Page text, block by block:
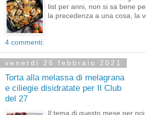
list per anni, non si sa bene
la precedenza a una cosa, la
4 commenti:
venerdì 26 febbraio 2021
Torta alla melassa di melagrana
e ciliegie disidratate per Il Club
del 27
Il tema di questo mese per